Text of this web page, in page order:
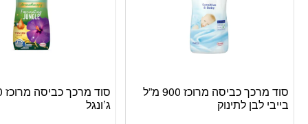
סוד מרכך כביסה מרוכז 900 מ”ל
בייבי לבן לתינוק
ג’ונגל